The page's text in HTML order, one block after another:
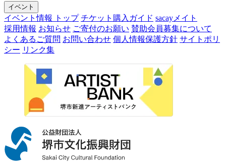
イベント
イベント情報 トップ チケット購入ガイド sacayメイト
採用情報 お知らせ ご寄付のお願い 賛助会員募集について
よくあるご質問 お問い合わせ 個人情報保護方針 サイトポリ
シー リンク集